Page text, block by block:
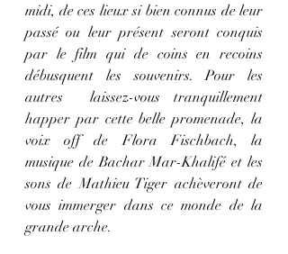
midi, de ces lieux si bien connus de leur
passé ou leur présent seront conquis
par le film qui de coins en recoins
débusquent les souvenirs. Pour les
autres  laissez-vous tranquillement
happer par cette belle promenade, la
voix off de Flora Fischbach, la
musique de Bachar Mar-Khalifé et les
sons de Mathieu Tiger achèveront de
vous immerger dans ce monde de la
grande arche.